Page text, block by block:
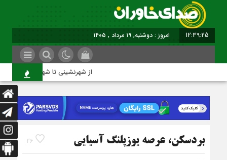
12:39:26 امروز : دوشنبه, ۱۹ مرداد , ۱۴۰۵
از شهرنشینی تا شهروندی
26 بردسکن، عرصه یوزپلنگ آسیایی